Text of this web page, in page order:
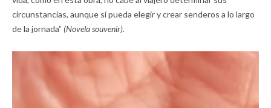
circunstancias, aunque sí pueda elegir y crear senderos a lo largo
de la jornada” (Novela souvenir).